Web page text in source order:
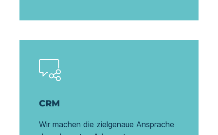
CRM
Wir machen die zielgenaue Ansprache